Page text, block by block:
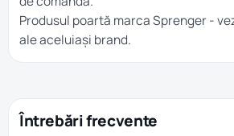
Produsul poartă marcaSprenger-
ale aceluiași brand.
Întrebări frecvente